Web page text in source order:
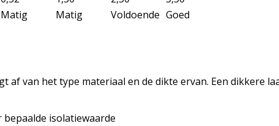
Matig Matig Voldoende Goed
van het type materiaal en de dikte ervan. Een dikkere
isolatiewaarde